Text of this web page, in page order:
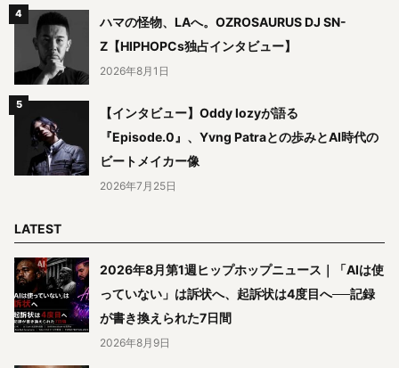
ハマの怪物、LAへ。OZROSAURUS DJ SN-
Z【HIPHOPCs独占インタビュー】
2026年8月1日
【インタビュー】Oddy lozyが語る
『Episode.0』、Yvng Patraとの歩みとAI時代の
ビートメイカー像
2026年7月25日
LATEST
2026年8月第1週ヒップホップニュース｜「AIは使
っていない」は訴状へ、起訴状は4度目へ──記録
が書き換えられた7日間
2026年8月9日